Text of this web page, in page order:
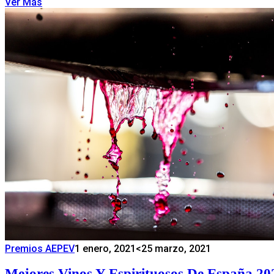
Premios AEPEV1 enero, 2021 <25 marzo, 2021